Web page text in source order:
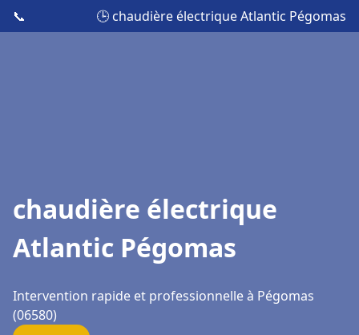
📞 🕒 chaudière électrique Atlantic Pégomas
chaudière électrique
Atlantic Pégomas
Intervention rapide et professionnelle à Pégomas
(06580)